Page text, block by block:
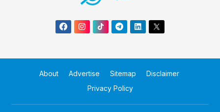
About Advertise Sitemap
Disclaimer
Privacy Policy